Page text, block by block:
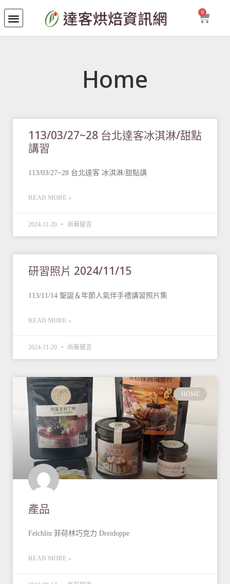
0
Home
113/03/27~28 台北達客冰淇淋/甜點
講習
113/03/27~28 台北達客 冰淇淋/甜點講
READ MORE »
2024-11-20 尚無留言
研習照片 2024/11/15
113/11/14 聖誕＆年節人氣伴手禮講習照片集
READ MORE »
2024-11-20 尚無留言
HOME
產品
Felchlin 菲荷林巧克力 Dreidoppe
READ MORE »